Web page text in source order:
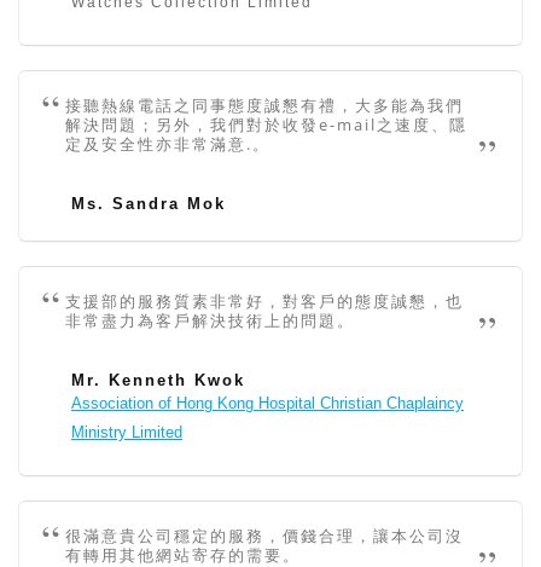
接聽熱線電話之同事態度誠懇有禮，大多能為我們
解決問題；另外，我們對於收發e-mail之速度、隱
定及安全性亦非常滿意.。
Ms. Sandra Mok
支援部的服務質素非常好，對客戶的態度誠懇，也
非常盡力為客戶解決技術上的問題。
Mr. Kenneth Kwok
Association of Hong Kong Hospital Christian Chaplaincy
Ministry Limited
很滿意貴公司穩定的服務，價錢合理，讓本公司沒
有轉用其他網站寄存的需要。